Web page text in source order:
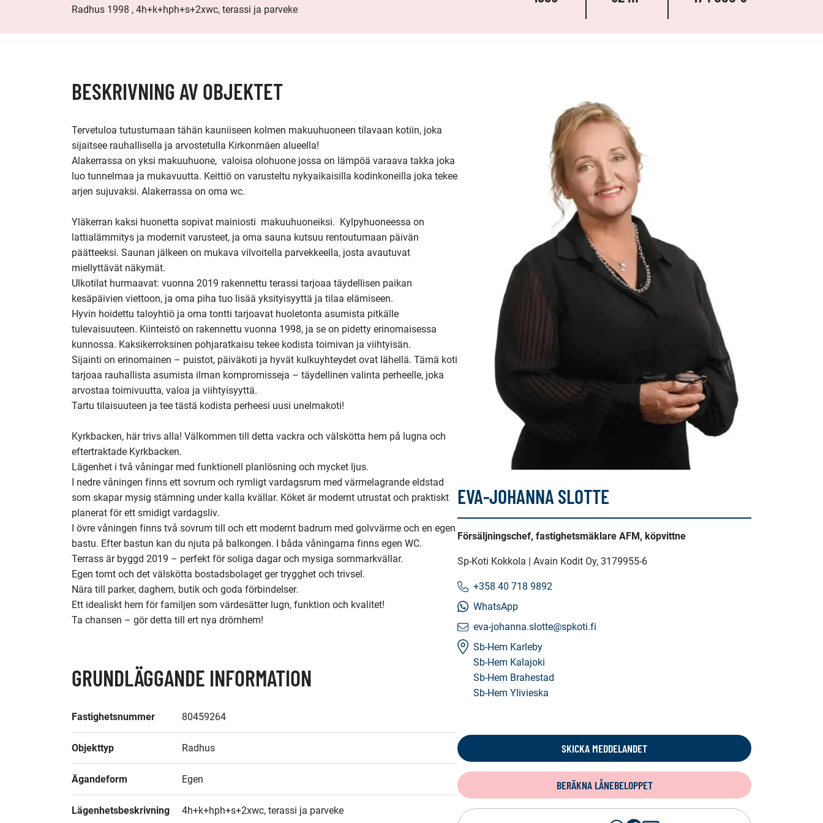
Radhus 1998 , 4h+k+hph+s+2xwc, terassi ja parveke
BESKRIVNING AV OBJEKTET
Tervetuloa tutustumaan tähän kauniiseen kolmen makuuhuoneen tilavaan kotiin, joka
sijaitsee rauhallisella ja arvostetulla Kirkonmäen alueella!
Alakerrassa on yksi makuuhuone,  valoisa olohuone jossa on lämpöä varaava takka joka
luo tunnelmaa ja mukavuutta. Keittiö on varusteltu nykyaikaisilla kodinkoneilla joka tekee
arjen sujuvaksi. Alakerrassa on oma wc.
Yläkerran kaksi huonetta sopivat mainiosti  makuuhuoneiksi.  Kylpyhuoneessa on
lattialämmitys ja modernit varusteet, ja oma sauna kutsuu rentoutumaan päivän
päätteeksi. Saunan jälkeen on mukava vilvoitella parvekkeella, josta avautuvat
miellyttävät näkymät.
Ulkotilat hurmaavat: vuonna 2019 rakennettu terassi tarjoaa täydellisen paikan
kesäpäivien viettoon, ja oma piha tuo lisää yksityisyyttä ja tilaa elämiseen.
Hyvin hoidettu taloyhtiö ja oma tontti tarjoavat huoletonta asumista pitkälle
tulevaisuuteen. Kiinteistö on rakennettu vuonna 1998, ja se on pidetty erinomaisessa
kunnossa. Kaksikerroksinen pohjaratkaisu tekee kodista toimivan ja viihtyisän.
Sijainti on erinomainen – puistot, päiväkoti ja hyvät kulkuyhteydet ovat lähellä. Tämä koti
tarjoaa rauhallista asumista ilman kompromisseja – täydellinen valinta perheelle, joka
arvostaa toimivuutta, valoa ja viihtyisyyttä.
Tartu tilaisuuteen ja tee tästä kodista perheesi uusi unelmakoti!
Kyrkbacken, här trivs alla! Välkommen till detta vackra och välskötta hem på lugna och
eftertraktade Kyrkbacken.
Lägenhet i två våningar med funktionell planlösning och mycket ljus.
I nedre våningen finns ett sovrum och rymligt vardagsrum med värmelagrande eldstad
som skapar mysig stämning under kalla kvällar. Köket är modernt utrustat och praktiskt
planerat för ett smidigt vardagsliv.
I övre våningen finns två sovrum till och ett modernt badrum med golvvärme och en egen
bastu. Efter bastun kan du njuta på balkongen. I båda våningarna finns egen WC.
Terrass är byggd 2019 – perfekt för soliga dagar och mysiga sommarkvällar.
Egen tomt och det välskötta bostadsbolaget ger trygghet och trivsel.
Nära till parker, daghem, butik och goda förbindelser.
Ett idealiskt hem för familjen som värdesätter lugn, funktion och kvalitet!
Ta chansen – gör detta till ert nya drömhem!
GRUNDLÄGGANDE INFORMATION
Fastighetsnummer 80459264
Objekttyp Radhus
Ägandeform Egen
Lägenhetsbeskrivning 4h+k+hph+s+2xwc, terassi ja parveke
EVA-JOHANNA SLOTTE
Försäljningschef, fastighetsmäklare AFM, köpvittne
Sp-Koti Kokkola | Avain Kodit Oy, 3179955-6
+358 40 718 9892
WhatsApp
eva-johanna.slotte@spkoti.fi
Sb-Hem Karleby
Sb-Hem Kalajoki
Sb-Hem Brahestad
Sb-Hem Ylivieska
SKICKA MEDDELANDET
BERÄKNA LÅNEBELOPPET